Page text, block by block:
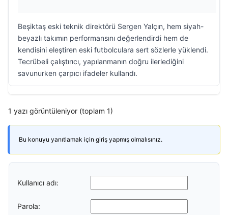
Beşiktaş eski teknik direktörü Sergen Yalçın, hem siyah-
beyazlı takımın performansını değerlendirdi hem de
kendisini eleştiren eski futbolculara sert sözlerle yüklendi.
Tecrübeli çalıştırıcı, yapılanmanın doğru ilerlediğini
savunurken çarpıcı ifadeler kullandı.
1 yazı görüntüleniyor (toplam 1)
Bu konuyu yanıtlamak için giriş yapmış olmalısınız.
Kullanıcı adı:
Parola: